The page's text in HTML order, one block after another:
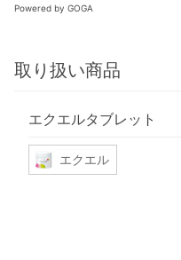
Powered by GOGA
取り扱い商品
エクエルタブレット
エクエル